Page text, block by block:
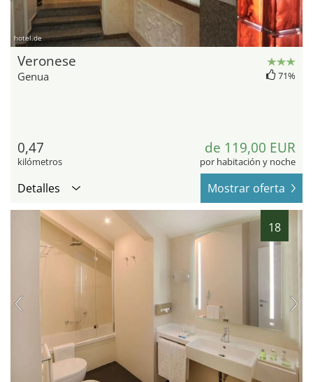
hotel.de
Veronese
Genua 71%
0,47
kilómetros
de 119,00 EUR
por habitación y noche
Detalles Mostrar oferta
18